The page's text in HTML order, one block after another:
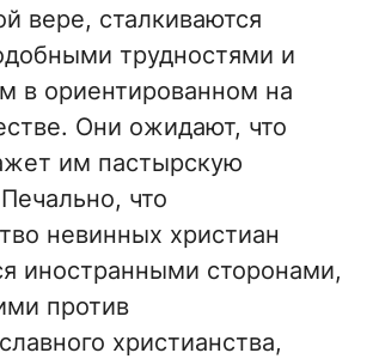
вере, сталкиваются
трудностями и
в ориентированном на
Они ожидают, что
им пастырскую
что
невинных христиан
иностранными сторонами,
против
христианства,